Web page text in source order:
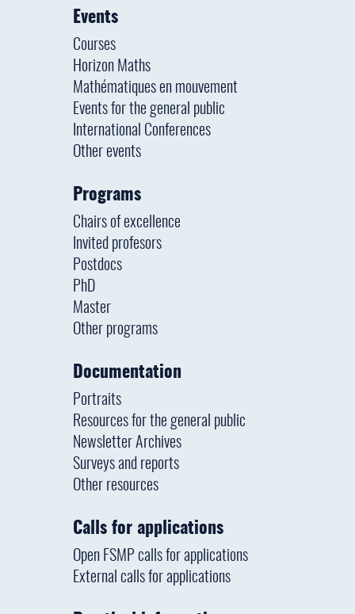
Events
Courses
Horizon Maths
Mathématiques en mouvement
Events for the general public
International Conferences
Other events
Programs
Chairs of excellence
Invited profesors
Postdocs
PhD
Master
Other programs
Documentation
Portraits
Resources for the general public
Newsletter Archives
Surveys and reports
Other resources
Calls for applications
Open FSMP calls for applications
External calls for applications